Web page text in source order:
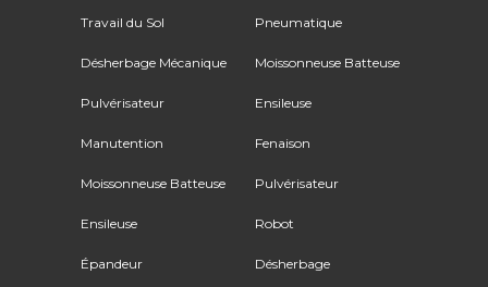
Travail du Sol
Désherbage Mécanique
Pulvérisateur
Manutention
Moissonneuse Batteuse
Ensileuse
Épandeur
Pneumatique
Moissonneuse Batteuse
Ensileuse
Fenaison
Pulvérisateur
Robot
Désherbage